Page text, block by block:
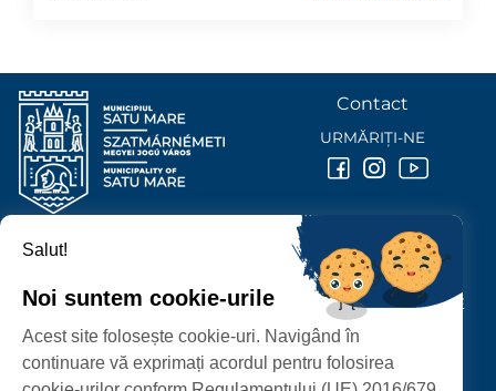
PROTECȚIA DATELOR PERSONALE
PRIMĂRIA MUNICIPIULUI
P-ȚA 25 OCTOMBRIE, NR. 1 CORP M, 440026 SATU MARE
Contact
URMĂRIȚI-NE
Salut!
Noi suntem cookie-urile
Acest site folosește cookie-uri. Navigând în
continuare vă exprimați acordul pentru folosirea